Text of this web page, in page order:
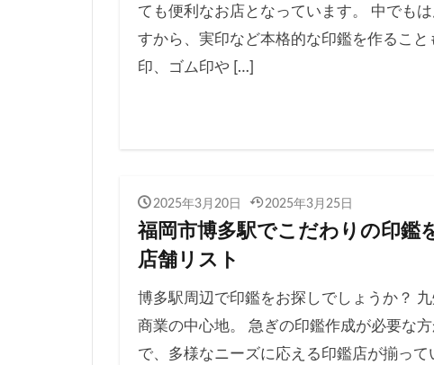
ても便利なお店となっています。 中でも
すから、実印など本格的な印鑑を作るこ
印、ゴム印や […]
2025年3月20日 2025年3月25日
福岡市博多駅でこだわりの印鑑
店舗リスト
博多駅周辺で印鑑をお探しでしょうか？
商業の中心地。 急ぎの印鑑作成が必要な
で、多様なニーズに応える印鑑店が揃っ